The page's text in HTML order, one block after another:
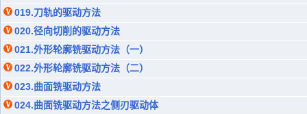
019.刀轨的驱动方法
020.径向切削的驱动方法
021.外形轮廓铣驱动方法（一）
022.外形轮廓铣驱动方法（二）
023.曲面铣驱动方法
024.曲面铣驱动方法之侧刃驱动体